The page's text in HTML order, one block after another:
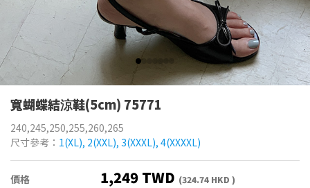
寬蝴蝶結涼鞋(5cm) 75771
240,245,250,255,260,265
尺寸參考： 1(XL), 2(XXL), 3(XXXL), 4(XXXXL)
價格 1,249 TWD (324.74 HKD )